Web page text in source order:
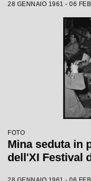
28 GENNAIO 1961 - 06
FOTO
Mina seduta in
dell'XI Festival